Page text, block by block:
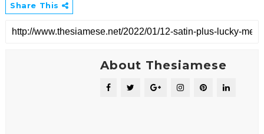
Share This
About Thesiamese